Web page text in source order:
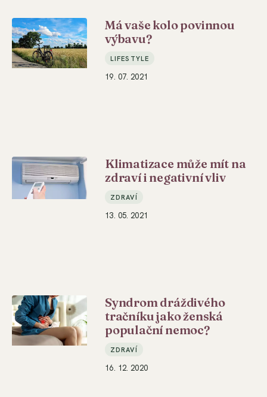
Má vaše kolo povinnou
výbavu?
LIFESTYLE
19. 07. 2021
Klimatizace může mít na
zdraví i negativní vliv
ZDRAVÍ
13. 05. 2021
Syndrom dráždivého
tračníku jako ženská
populační nemoc?
ZDRAVÍ
16. 12. 2020